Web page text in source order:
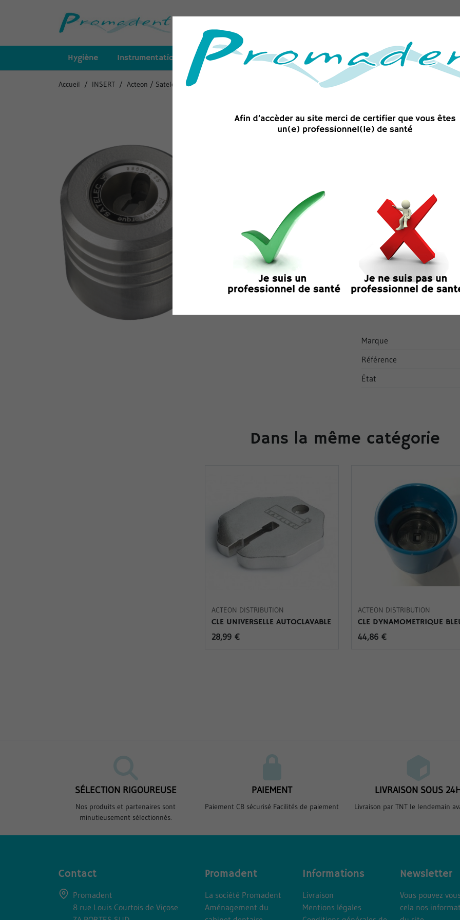
Hygiène Instrumentation Insert Matériel Accessoires et consommables Imagerie
Accueil INSERT Acteon / Satelec - Newtron CLE DYNAMOMETRIQUE METAL EASYTORQUE PIEZOTOME
CLE
Détails du
Clé dynamométrique en
Autoclavable à 134°C
Marque
Référence
État
Dans la même catégorie
ACTEON DISTRIBUTION
CLE UNIVERSELLE AUTOCLAVABLE
28,99 €
ACTEON DISTRIBUTION
CLE DYNAMOMETRIQUE
44,86 €
SÉLECTION RIGOUREUSE
Nos produits et partenaires sont
minutieusement sélectionnés.
PAIEMENT
Paiement CB sécurisé Facilités de paiement
LIVRAISON SOUS
Livraison par TNT le lendemain
Contact
Promadent
8 rue Louis Courtois de Viçose
Promadent
La société Promadent
Aménagement du
Informations
Livraison
Mentions légales
Newsletter
Vous pouvez
cela nos